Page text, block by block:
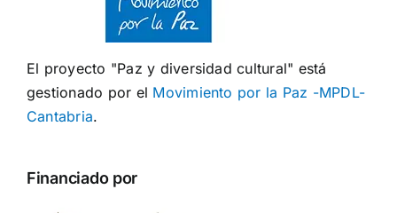
El proyecto "Paz y diversidad cultural" está
gestionado por el Movimiento por la Paz -MPDL-
Cantabria.
Financiado por